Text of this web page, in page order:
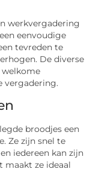
werkvergadering
eenvoudige
tevreden te
De diverse
welkome
vergadering.
broodjes een
Ze zijn snel te
iedereen kan zijn
maakt ze ideaal